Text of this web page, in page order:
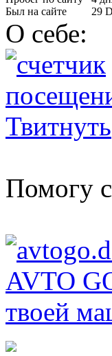
Был на сайте
29
О себе:
Твитнуть
Помогу с